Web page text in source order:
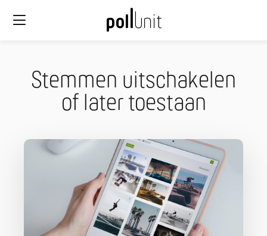
Stemmen uitschakelen
of later toestaan